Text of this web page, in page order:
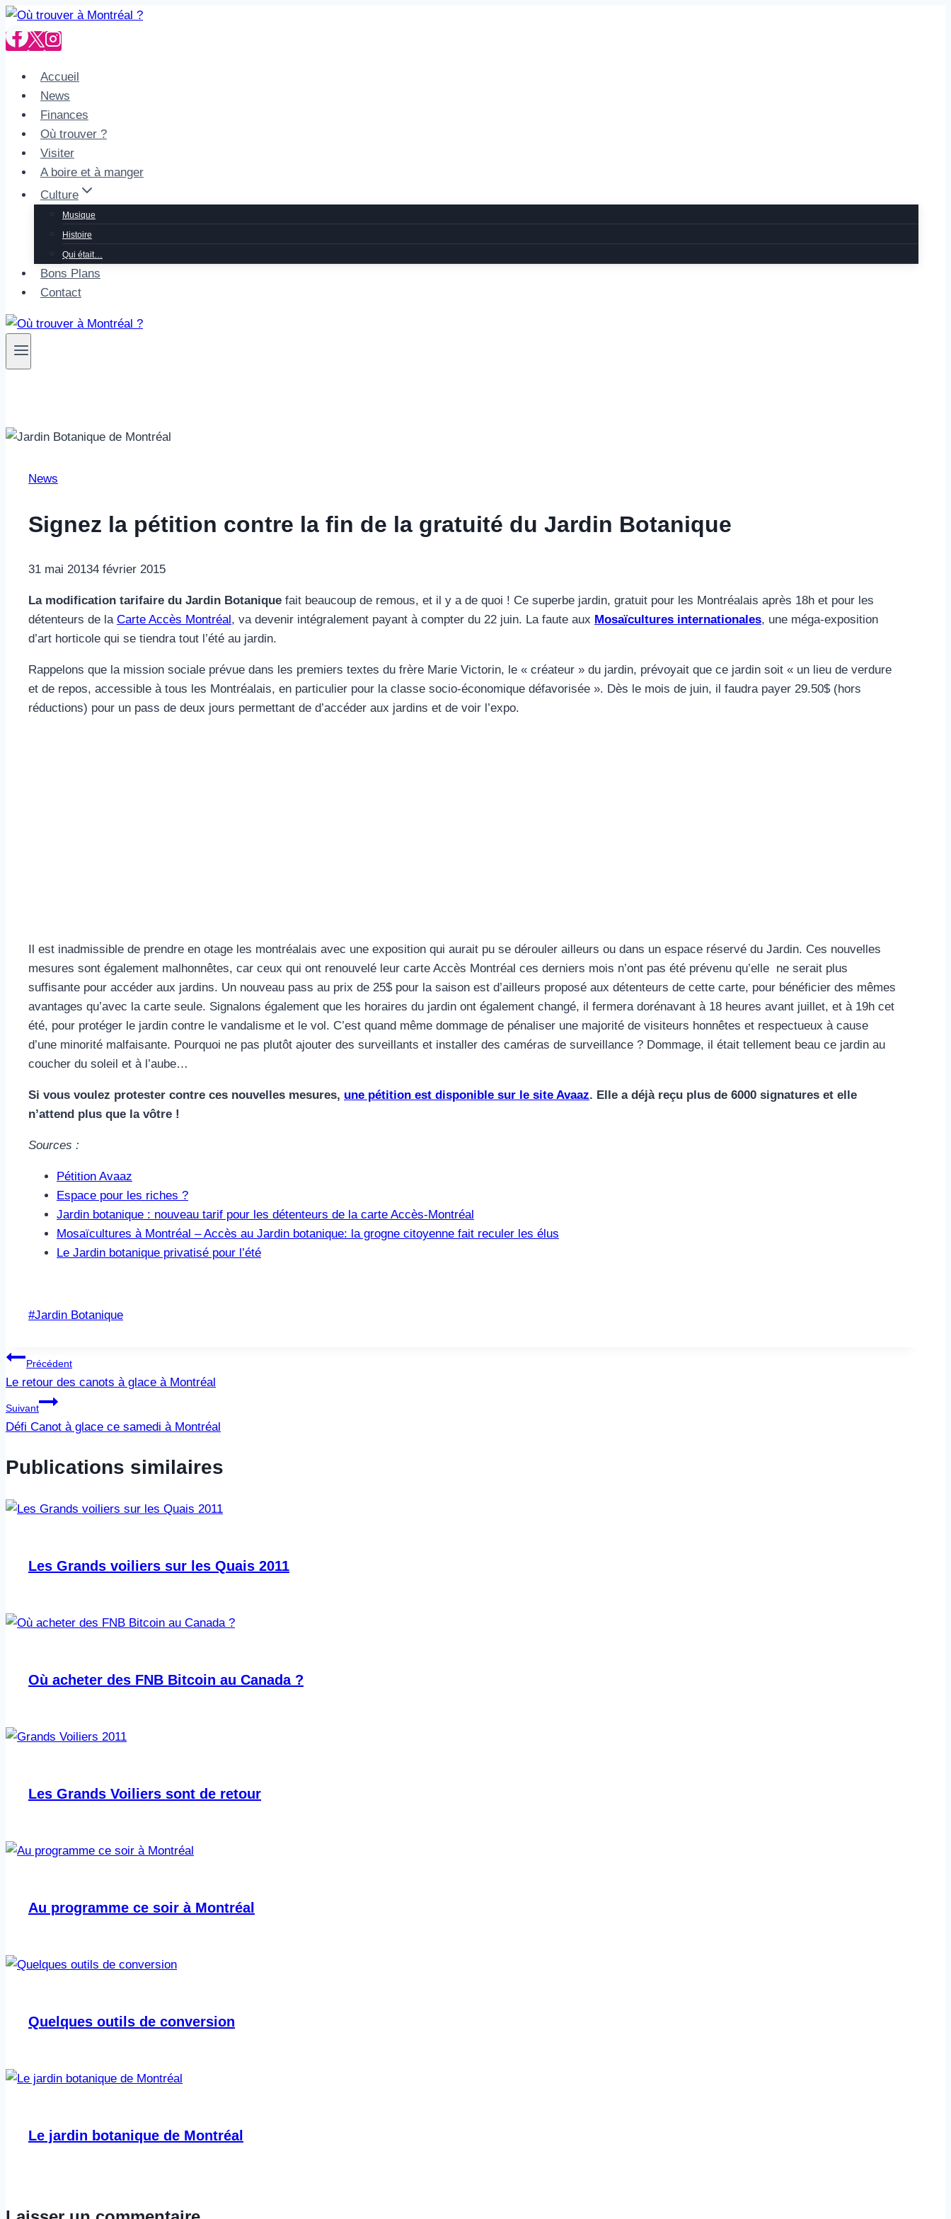
Aller
au
contenu
Accueil
News
Finances
Où trouver ?
Visiter
A boire et à manger
Culture
Musique
Histoire
Qui était…
Bons Plans
Contact
News
Signez la pétition contre la fin de la gratuité du Jardin Botanique
31 mai 20134 février 2015
La modification tarifaire du Jardin Botanique fait beaucoup de remous, et il y a de quoi ! Ce superbe jardin, gratuit pour les Montréalais après 18h et pour les
détenteurs de la Carte Accès Montréal, va devenir intégralement payant à compter du 22 juin. La faute aux Mosaïcultures internationales, une méga-exposition
d’art horticole qui se tiendra tout l’été au jardin.
Rappelons que la mission sociale prévue dans les premiers textes du frère Marie Victorin, le « créateur » du jardin, prévoyait que ce jardin soit « un lieu de verdure
et de repos, accessible à tous les Montréalais, en particulier pour la classe socio-économique défavorisée ». Dès le mois de juin, il faudra payer 29.50$ (hors
réductions) pour un pass de deux jours permettant de d’accéder aux jardins et de voir l’expo.
Il est inadmissible de prendre en otage les montréalais avec une exposition qui aurait pu se dérouler ailleurs ou dans un espace réservé du Jardin. Ces nouvelles
mesures sont également malhonnêtes, car ceux qui ont renouvelé leur carte Accès Montréal ces derniers mois n’ont pas été prévenu qu’elle ne serait plus
suffisante pour accéder aux jardins. Un nouveau pass au prix de 25$ pour la saison est d’ailleurs proposé aux détenteurs de cette carte, pour bénéficier des mêmes
avantages qu’avec la carte seule. Signalons également que les horaires du jardin ont également changé, il fermera dorénavant à 18 heures avant juillet, et à 19h cet
été, pour protéger le jardin contre le vandalisme et le vol. C’est quand même dommage de pénaliser une majorité de visiteurs honnêtes et respectueux à cause
d’une minorité malfaisante. Pourquoi ne pas plutôt ajouter des surveillants et installer des caméras de surveillance ? Dommage, il était tellement beau ce jardin au
coucher du soleil et à l’aube…
Si vous voulez protester contre ces nouvelles mesures, une pétition est disponible sur le site Avaaz. Elle a déjà reçu plus de 6000 signatures et elle
n’attend plus que la vôtre !
Sources :
Pétition Avaaz
Espace pour les riches ?
Jardin botanique : nouveau tarif pour les détenteurs de la carte Accès-Montréal
Mosaïcultures à Montréal – Accès au Jardin botanique: la grogne citoyenne fait reculer les élus
Le Jardin botanique privatisé pour l’été
Étiquettes
publication :
#Jardin Botanique
Navigation
de
l’article
Précédent
Le retour des canots à glace à Montréal
Suivant
Défi Canot à glace ce samedi à Montréal
Publications similaires
Les Grands voiliers sur les Quais 2011
Où acheter des FNB Bitcoin au Canada ?
Les Grands Voiliers sont de retour
Au programme ce soir à Montréal
Quelques outils de conversion
Le jardin botanique de Montréal